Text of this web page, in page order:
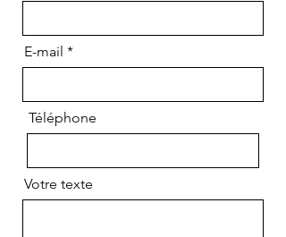
E-mail
Téléphone
Votre texte